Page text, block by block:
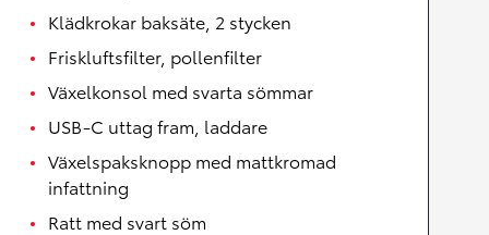
Klädkrokar baksäte, 2 stycken
Friskluftsfilter, pollenfilter
Växelkonsol med svarta sömmar
USB-C uttag fram, laddare
Växelspaksknopp med mattkromad
infattning
Ratt med svart söm